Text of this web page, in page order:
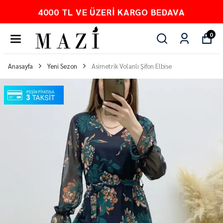
4000 TL VE ÜZERI KARGO BEDAVA
0
Anasayfa Yeni Sezon Asimetrik Volanlı Şifon Elbise